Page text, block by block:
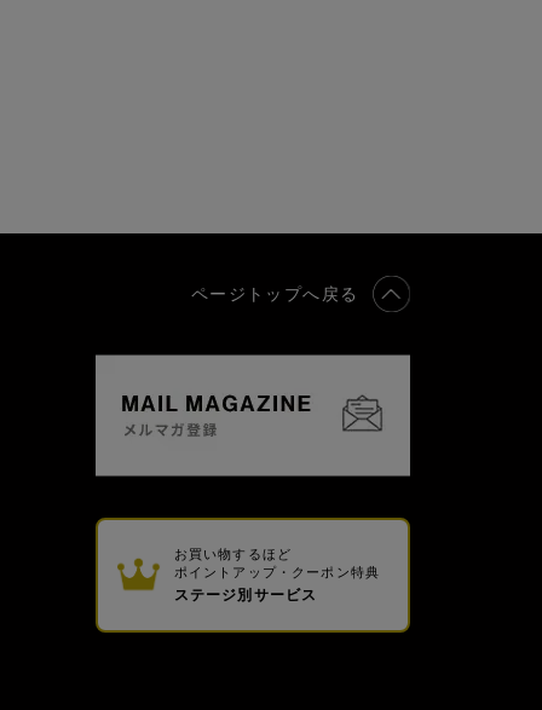
ページトップへ戻る
お買い物するほど
ポイントアップ・クーポン特典
ステージ別サービス